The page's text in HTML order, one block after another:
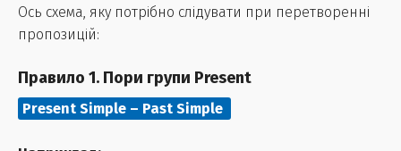
Ось схема, яку потрібно слідувати при перетворенні
пропозицій:
Правило 1. Пори групи Present
Present Simple – Past Simple